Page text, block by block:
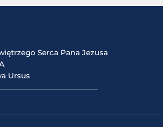
Serca Pana Jezusa
Ursus